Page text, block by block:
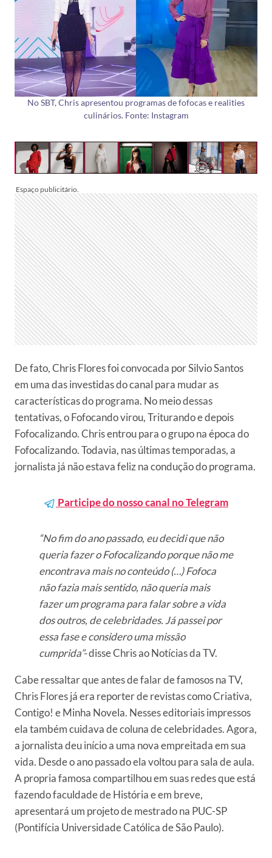
No SBT, Chris apresentou programas de fofocas e realities
culinários. Fonte: Instagram
De fato, Chris Flores foi convocada por Silvio Santos
em uma das investidas do canal para mudar as
características do programa. No meio dessas
tentativas, o Fofocando virou, Triturando e depois
Fofocalizando. Chris entrou para o grupo na época do
Fofocalizando. Todavia, nas últimas temporadas, a
jornalista já não estava feliz na condução do programa.
Participe do nosso canal no Telegram
“No fim do ano passado, eu decidi que não
queria fazer o Fofocalizando porque não me
encontrava mais no conteúdo (…) Fofoca
não fazia mais sentido, não queria mais
fazer um programa para falar sobre a vida
dos outros, de celebridades. Já passei por
essa fase e considero uma missão
cumprida”-disse Chris ao Notícias da TV.
Cabe ressaltar que antes de falar de famosos na TV,
Chris Flores já era reporter de revistas como Criativa,
Contigo! e Minha Novela. Nesses editoriais impressos
ela também cuidava de coluna de celebridades. Agora,
a jornalista deu início a uma nova empreitada em sua
vida. Desde o ano passado ela voltou para sala de aula.
A propria famosa compartilhou em suas redes que está
fazendo faculdade de História e em breve,
apresentará um projeto de mestrado na PUC-SP
(Pontifícia Universidade Católica de São Paulo).